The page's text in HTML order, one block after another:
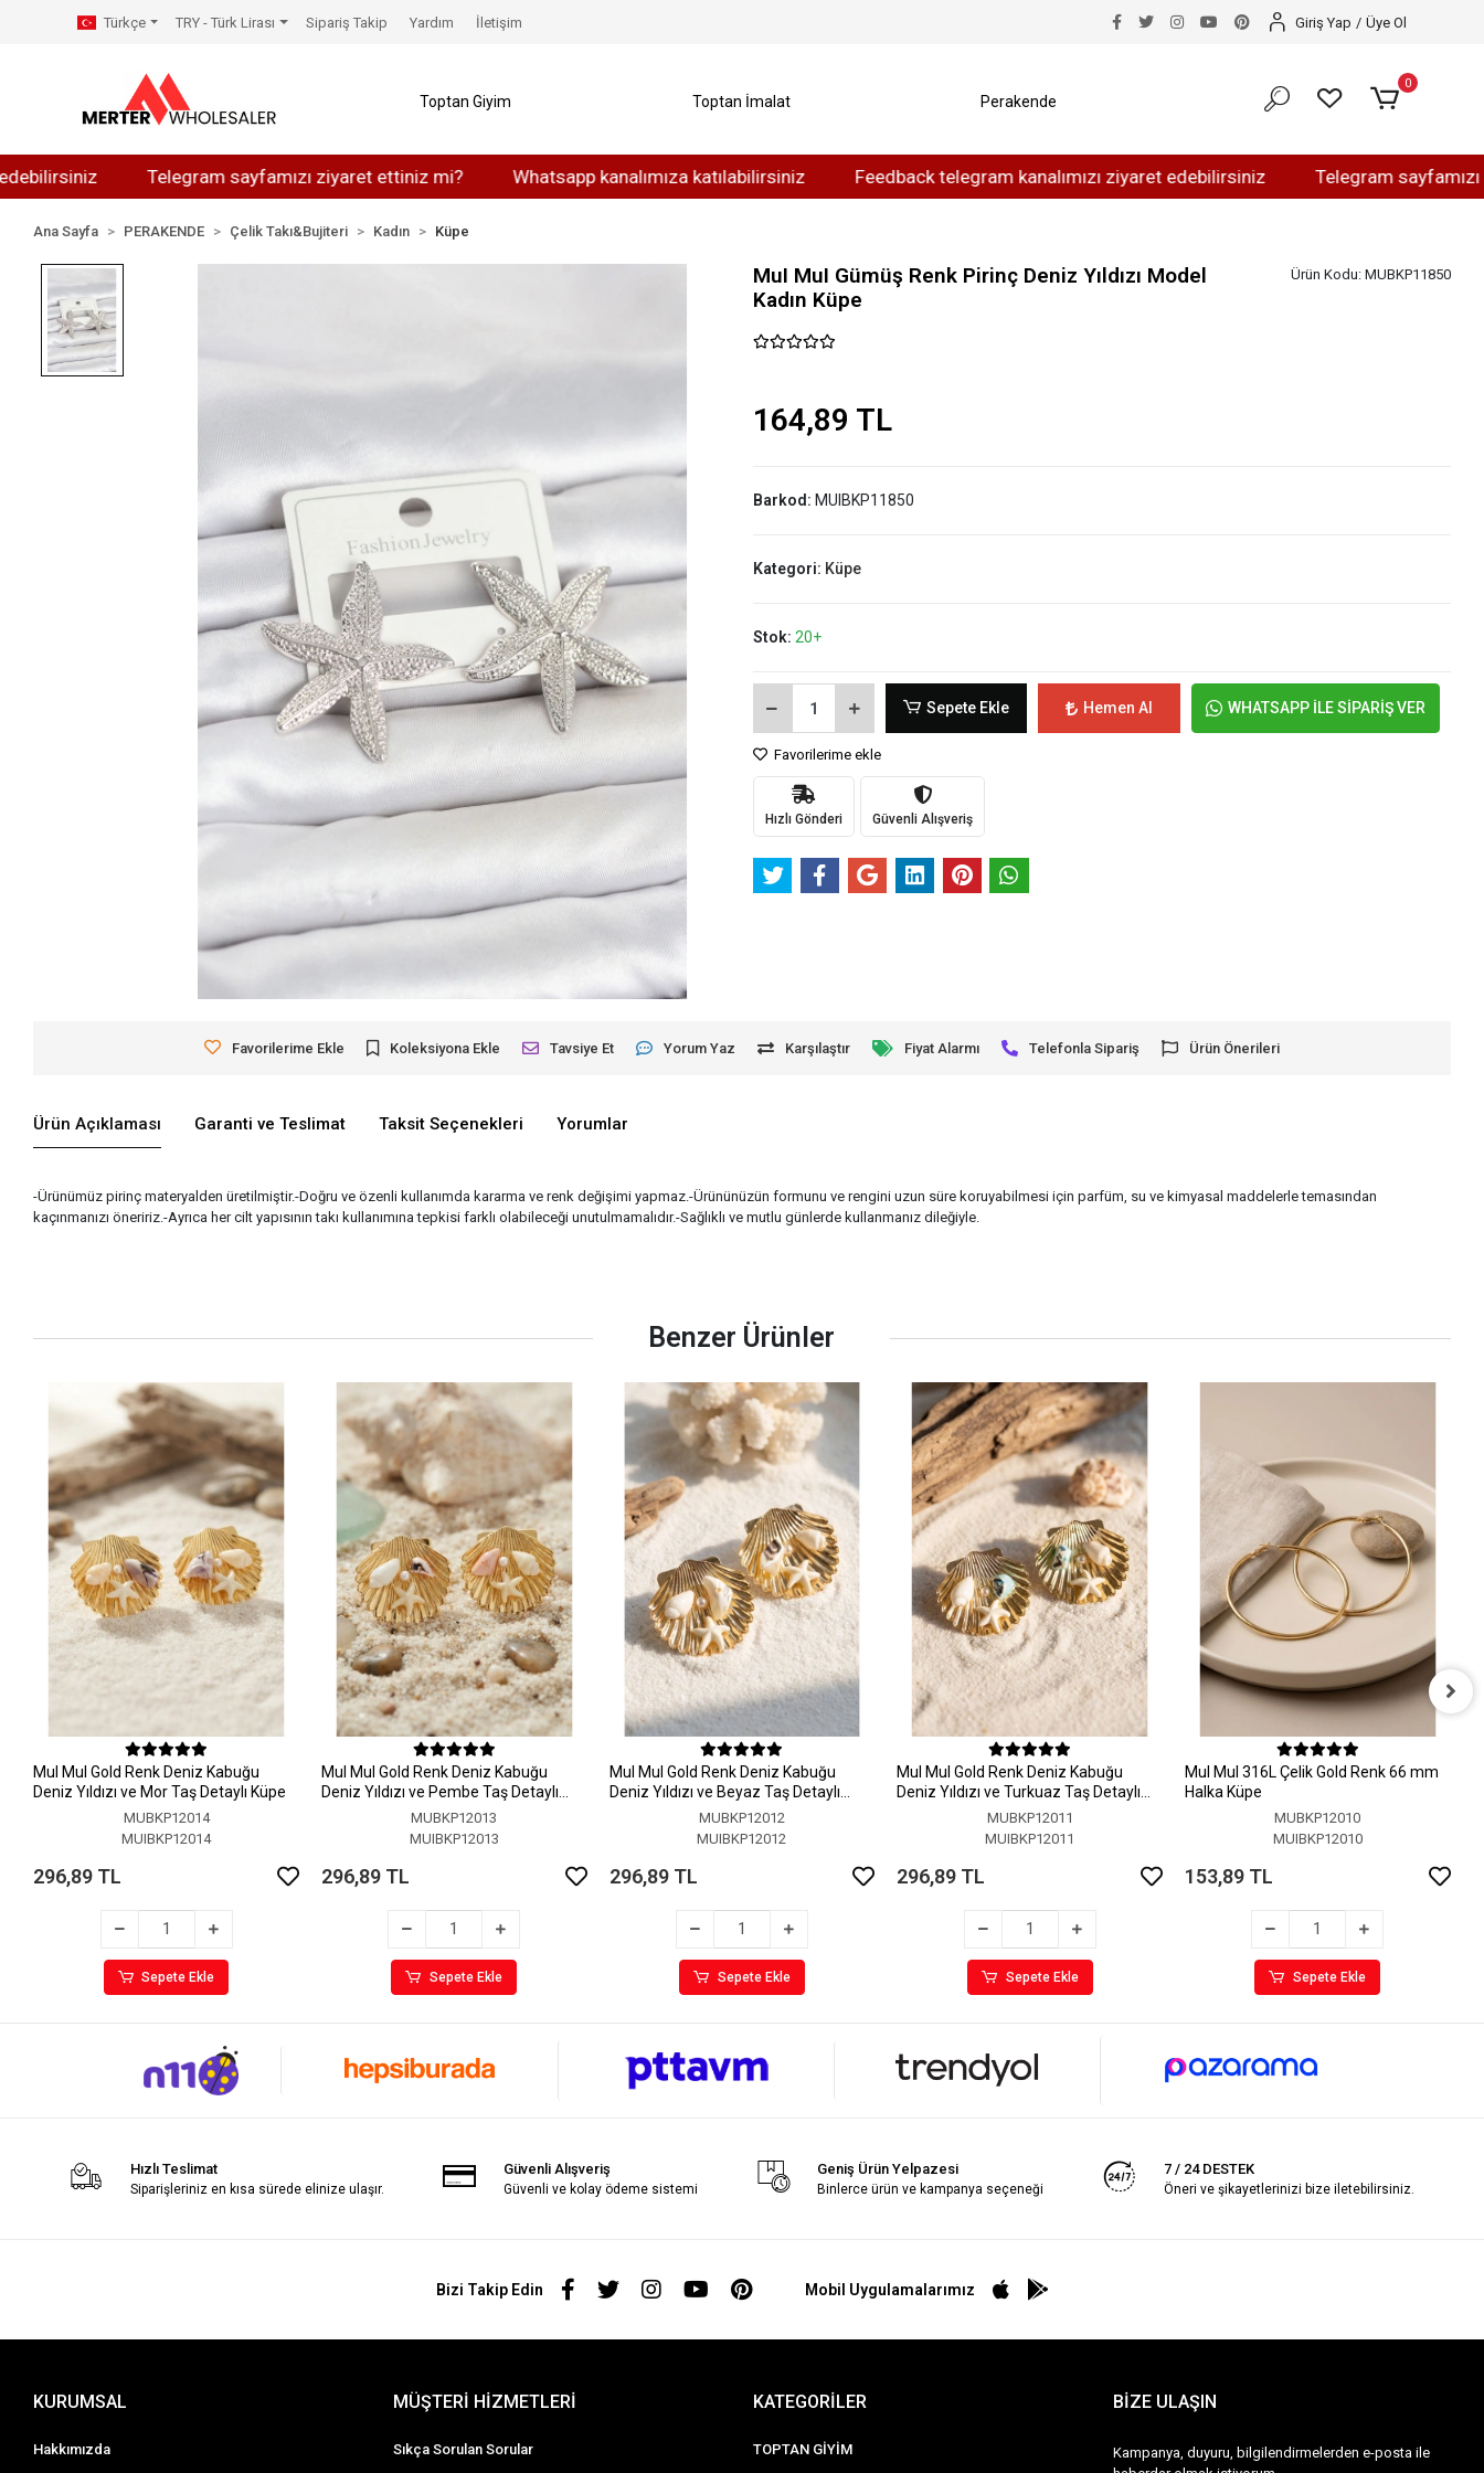
Telegram sayfamızı ziyaret ettiniz mi? Whatsapp kanalımıza katılabilirsiniz Feedback telegram kanalımızı ziyaret edebilirsiniz Telegram sayfamızı
Türkçe TRY - Türk Lirası Sipariş Takip Yardım İletişim Giriş Yap / Üye Ol
Toptan Giyim Toptan İmalat Perakende
0
Ana Sayfa PERAKENDE Çelik Takı&Bujiteri Kadın Küpe
MuI MuI Gümüş Renk Pirinç Deniz Yıldızı Model
Kadın Küpe
Ürün Kodu: MUBKP11850
164,89 TL
Barkod: MUIBKP11850
Kategori: Küpe
Stok: 20+
Sepete Ekle Hemen Al WHATSAPP İLE SİPARİŞ VER
Favorilerime ekle
Hızlı Gönderi Güvenli Alışveriş
Favorilerime Ekle Koleksiyona Ekle Tavsiye Et Yorum Yaz Karşılaştır Fiyat Alarmı Telefonla Sipariş Ürün Önerileri
Ürün Açıklaması Garanti ve Teslimat Taksit Seçenekleri Yorumlar
-Ürünümüz pirinç materyalden üretilmiştir.-Doğru ve özenli kullanımda kararma ve renk değişimi yapmaz.-Ürününüzün formunu ve rengini uzun süre koruyabilmesi için parfüm, su ve kimyasal maddelerle temasından
kaçınmanızı öneririz.-Ayrıca her cilt yapısının takı kullanımına tepkisi farklı olabileceği unutulmamalıdır.-Sağlıklı ve mutlu günlerde kullanmanız dileğiyle.
Benzer Ürünler
MuI MuI Gold Renk Deniz Kabuğu
Deniz Yıldızı ve Mor Taş Detaylı Küpe
MUBKP12014
MUIBKP12014
296,89 TL
Sepete Ekle
MuI MuI Gold Renk Deniz Kabuğu
Deniz Yıldızı ve Pembe Taş Detaylı
MUBKP12013
MUIBKP12013
296,89 TL
Sepete Ekle
MuI MuI Gold Renk Deniz Kabuğu
Deniz Yıldızı ve Beyaz Taş Detaylı
MUBKP12012
MUIBKP12012
296,89 TL
Sepete Ekle
MuI MuI Gold Renk Deniz Kabuğu
Deniz Yıldızı ve Turkuaz Taş Detaylı
MUBKP12011
MUIBKP12011
296,89 TL
Sepete Ekle
MuI MuI 316L Çelik Gold Renk 66 mm
Halka Küpe
MUBKP12010
MUIBKP12010
153,89 TL
Sepete Ekle
Hızlı Teslimat
Siparişleriniz en kısa sürede elinize ulaşır.
Güvenli Alışveriş
Güvenli ve kolay ödeme sistemi
Geniş Ürün Yelpazesi
Binlerce ürün ve kampanya seçeneği
7 / 24 DESTEK
Öneri ve şikayetlerinizi bize iletebilirsiniz.
Bizi Takip Edin Mobil Uygulamalarımız
KURUMSAL
Hakkımızda
MÜŞTERİ HİZMETLERİ
Sıkça Sorulan Sorular
KATEGORİLER
TOPTAN GİYİM
BİZE ULAŞIN
Kampanya, duyuru, bilgilendirmelerden e-posta ile